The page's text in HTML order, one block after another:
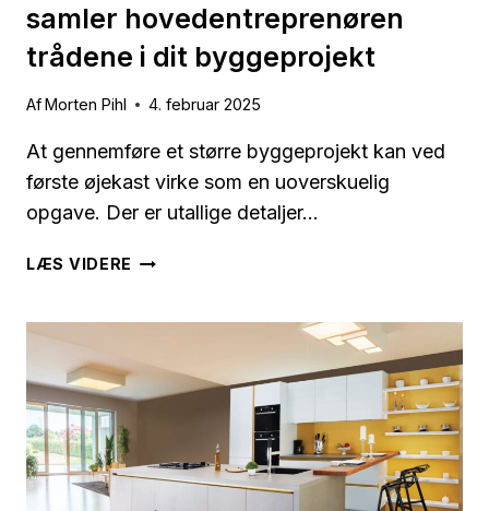
samler hovedentreprenøren
trådene i dit byggeprojekt
AfMorten Pihl 4. februar 2025
At gennemføre et større byggeprojekt kan ved
første øjekast virke som en uoverskuelig
opgave. Der er utallige detaljer…
LÆS VIDERE FRA
SAMLER
HOVEDENTREPRENØREN
DIT